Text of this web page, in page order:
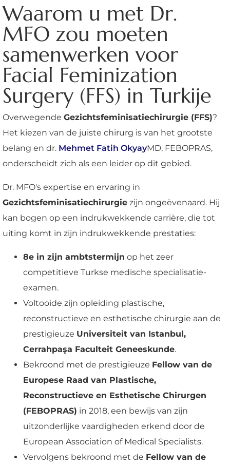
Waarom u met Dr.
MFO zou moeten
samenwerken voor
Facial Feminization
Surgery (FFS) in Turkije
Overwegende Gezichtsfeminisatiechirurgie (FFS)?
Het kiezen van de juiste chirurg is van het grootste
belang en dr. Mehmet Fatih OkyayMD, FEBOPRAS,
onderscheidt zich als een leider op dit gebied.
Dr. MFO's expertise en ervaring in
Gezichtsfeminisatiechirurgie zijn ongeëvenaard. Hij
kan bogen op een indrukwekkende carrière, die tot
uiting komt in zijn indrukwekkende prestaties:
8e in zijn ambtstermijn op het zeer
competitieve Turkse medische specialisatie-
examen.
Voltooide zijn opleiding plastische,
reconstructieve en esthetische chirurgie aan de
prestigieuze Universiteit van Istanbul,
Cerrahpaşa Faculteit Geneeskunde.
Bekroond met de prestigieuze Fellow van de
Europese Raad van Plastische,
Reconstructieve en Esthetische Chirurgen
(FEBOPRAS) in 2018, een bewijs van zijn
uitzonderlijke vaardigheden erkend door de
European Association of Medical Specialists.
Vervolgens bekroond met de Fellow van de